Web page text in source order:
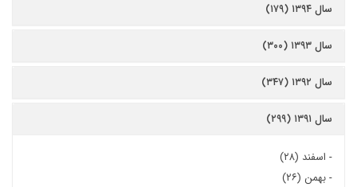
سال ۱۳۹۴ (۱۷۹)
سال ۱۳۹۳ (۳۰۰)
سال ۱۳۹۲ (۳۴۷)
سال ۱۳۹۱ (۲۹۹)
- اسفند (۲۸)
-بهمن (۲۶)